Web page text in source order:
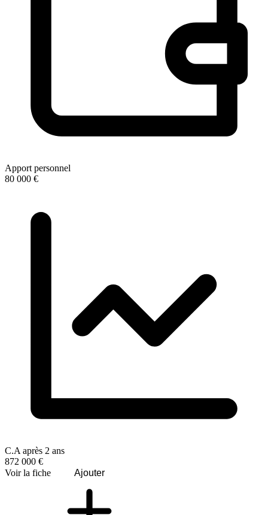
Apport personnel
80 000 €
C.A après 2 ans
872 000 €
Voir la fiche
Ajouter